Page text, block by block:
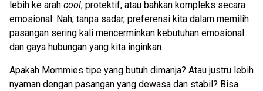
lebih ke arah cool, protektif, atau bahkan kompleks secara
emosional. Nah, tanpa sadar, preferensi kita dalam memilih
pasangan sering kali mencerminkan kebutuhan emosional
dan gaya hubungan yang kita inginkan.
Apakah Mommies tipe yang butuh dimanja? Atau justru lebih
nyaman dengan pasangan yang dewasa dan stabil? Bisa